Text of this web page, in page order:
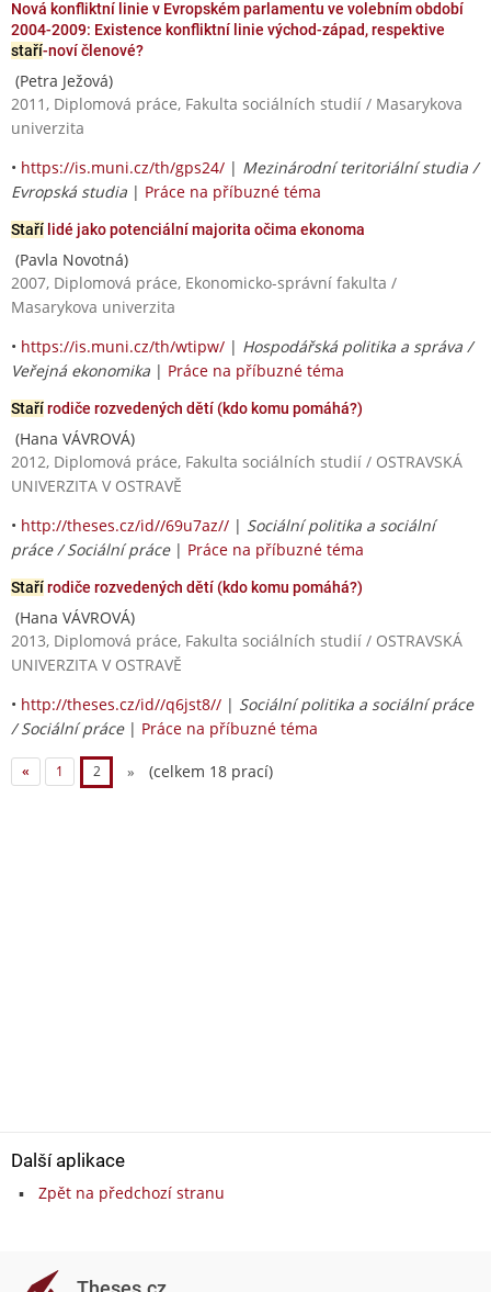
Nová konfliktní linie v Evropském parlamentu ve volebním období
2004-2009: Existence konfliktní linie východ-západ, respektive
staří-noví členové?
(Petra Ježová)
2011, Diplomová práce, Fakulta sociálních studií / Masarykova
univerzita
• https://is.muni.cz/th/gps24/ | Mezinárodní teritoriální studia /
Evropská studia | Práce na příbuzné téma
Staří lidé jako potenciální majorita očima ekonoma
(Pavla Novotná)
2007, Diplomová práce, Ekonomicko-správní fakulta /
Masarykova univerzita
• https://is.muni.cz/th/wtipw/ | Hospodářská politika a správa /
Veřejná ekonomika | Práce na příbuzné téma
Stařírodiče rozvedených dětí (kdo komu pomáhá?)
(Hana VÁVROVÁ)
2012, Diplomová práce, Fakulta sociálních studií / OSTRAVSKÁ
UNIVERZITA V OSTRAVĚ
• http://theses.cz/id//69u7az// | Sociální politika a sociální
práce / Sociální práce| Práce na příbuzné téma
Stařírodiče rozvedených dětí (kdo komu pomáhá?)
(Hana VÁVROVÁ)
2013, Diplomová práce, Fakulta sociálních studií / OSTRAVSKÁ
UNIVERZITA V OSTRAVĚ
• http://theses.cz/id//q6jst8// | Sociální politika a sociální práce
/ Sociální práce| Práce na příbuzné téma
« 1 2 » (celkem 18 prací)
Další aplikace
Zpět na předchozí stranu